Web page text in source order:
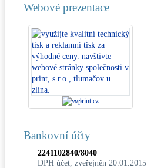
Webové prezentace
vprint.cz
Bankovní účty
2241102840/8040
DPH účet, zveřejněn 20.01.2015